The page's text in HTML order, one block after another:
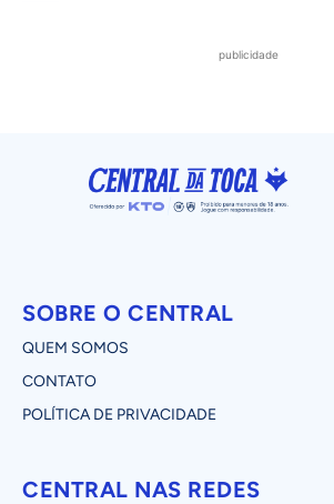
publicidade
SOBRE O CENTRAL
QUEM SOMOS
CONTATO
POLÍTICA DE PRIVACIDADE
CENTRAL NAS REDES